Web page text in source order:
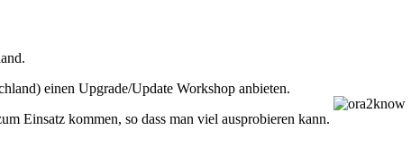
einen Upgrade/Update Workshop anbieten.
Einsatz kommen, so dass man viel ausprobieren kann.